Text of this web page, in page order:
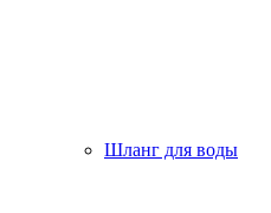
Шланг для воды